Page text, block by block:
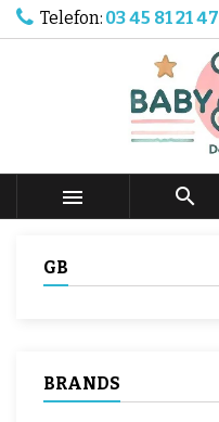
Telefon: 03 45 81 21 47
 
GB
BRANDS